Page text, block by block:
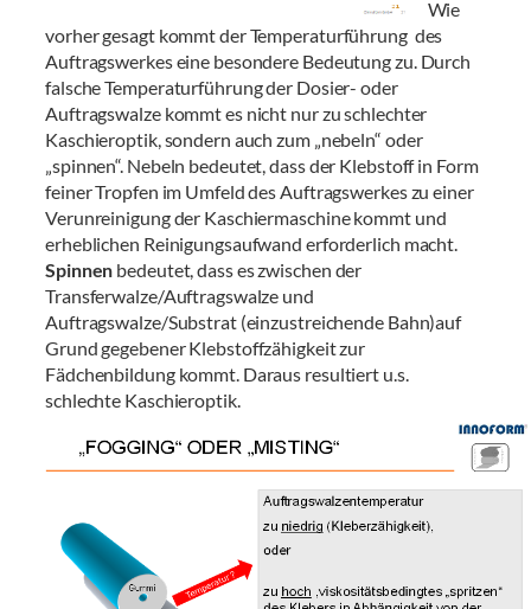
Wie
vorher gesagt kommt der Temperaturführung des
Auftragswerkes eine besondere Bedeutung zu. Durch
falsche Temperaturführung der Dosier- oder
Auftragswalze kommt es nicht nur zu schlechter
Kaschieroptik, sondern auch zum „nebeln“ oder
„spinnen“. Nebeln bedeutet, dass der Klebstoff in Form
feiner Tropfen im Umfeld des Auftragswerkes zu einer
Verunreinigung der Kaschiermaschine kommt und
erheblichen Reinigungsaufwand erforderlich macht.
Spinnen bedeutet, dass es zwischen der
Transferwalze/Auftragswalze und
Auftragswalze/Substrat (einzustreichende Bahn)auf
Grund gegebener Klebstoffzähigkeit zur
Fädchenbildung kommt. Daraus resultiert u.s.
schlechte Kaschieroptik.